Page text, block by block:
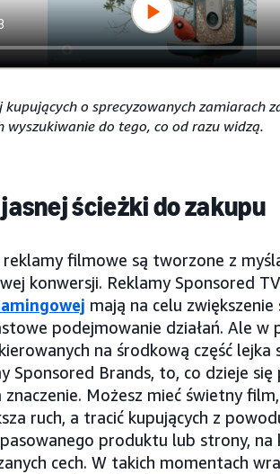
kupujących o sprecyzowanych zamiarach
wyszukiwanie do tego, co od razu widzą.
ścieżki do zakupu
reklamy filmowe są tworzone z
konwersji. Reklamy Sponsored
mają na celu
podejmowanie działań. Ale w
na środkową część lejka
Sponsored Brands, to, co dzieje się
znaczenie. Możesz mieć świetny
ruch, a tracić kupujących z
produktu lub strony, na
cech. W takich momentach